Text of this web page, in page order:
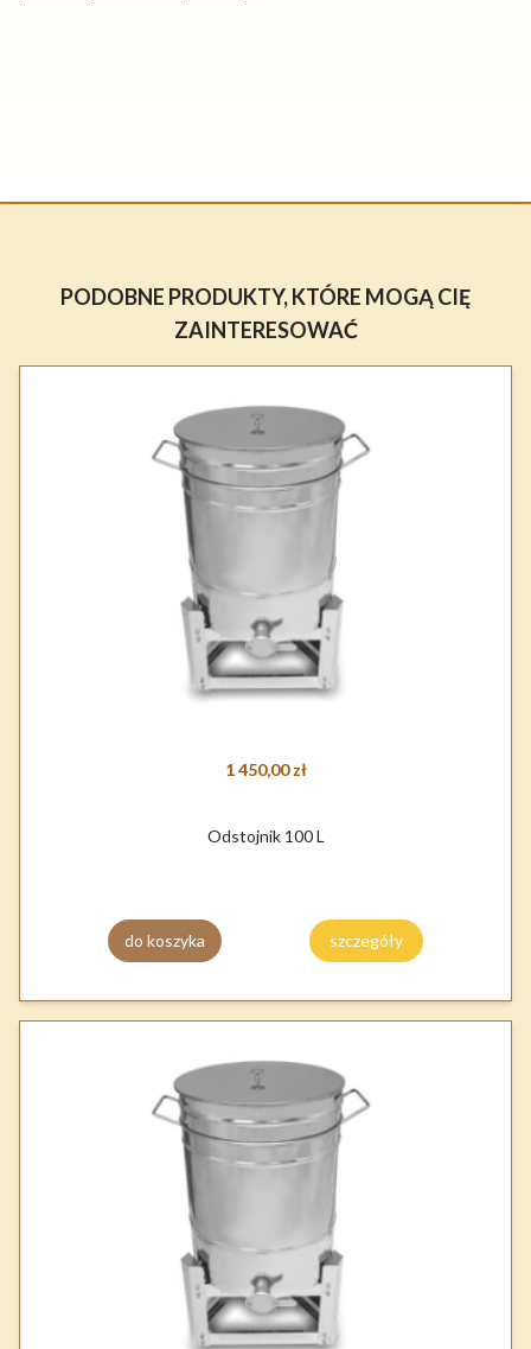
PODOBNE PRODUKTY, KTÓRE MOGĄ CIĘ
ZAINTERESOWAĆ
1 450,00 zł
Odstojnik 100 L
do koszyka szczegóły